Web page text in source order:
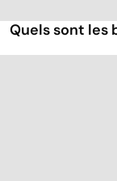
Quels sont les